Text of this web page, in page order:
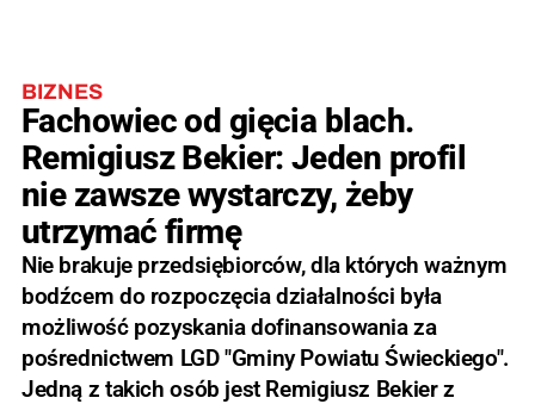
BIZNES
Fachowiec od gięcia blach.
Remigiusz Bekier: Jeden profil
nie zawsze wystarczy, żeby
utrzymać firmę
Nie brakuje przedsiębiorców, dla których ważnym
bodźcem do rozpoczęcia działalności była
możliwość pozyskania dofinansowania za
pośrednictwem LGD "Gminy Powiatu Świeckiego".
Jedną z takich osób jest Remigiusz Bekier z